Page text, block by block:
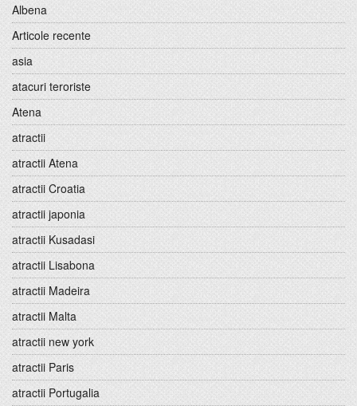
Albena
Articole recente
asia
atacuri teroriste
Atena
atractii
atractii Atena
atractii Croatia
atractii japonia
atractii Kusadasi
atractii Lisabona
atractii Madeira
atractii Malta
atractii new york
atractii Paris
atractii Portugalia